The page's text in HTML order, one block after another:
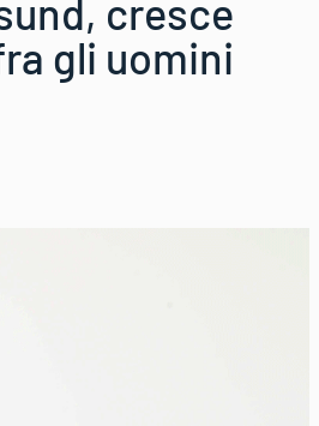
cresce
gli uomini